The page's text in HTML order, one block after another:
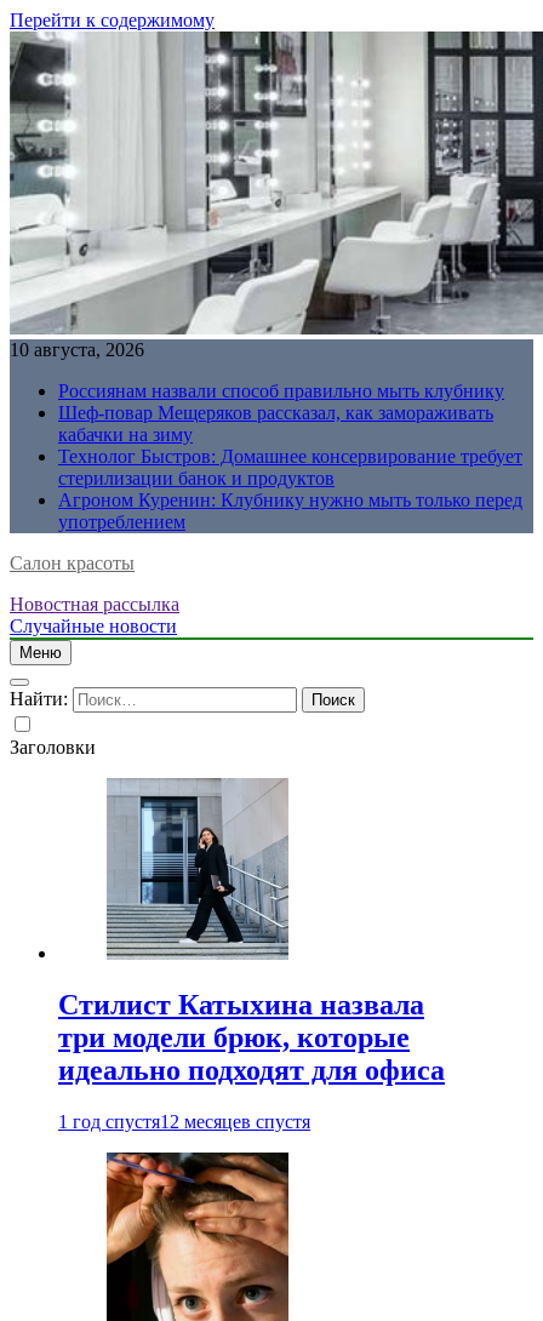
Перейти к содержимому
10 августа, 2026
Россиянам назвали способ правильно мыть клубнику
Шеф-повар Мещеряков рассказал, как замораживать
кабачки на зиму
Технолог Быстров: Домашнее консервирование требует
стерилизации банок и продуктов
Агроном Куренин: Клубнику нужно мыть только перед
употреблением
Салон красоты
Новостная рассылка
Случайные новости
Меню
Найти:
Заголовки
Стилист Катыхина назвала
три модели брюк, которые
идеально подходят для офиса
1 год спустя12 месяцев спустя